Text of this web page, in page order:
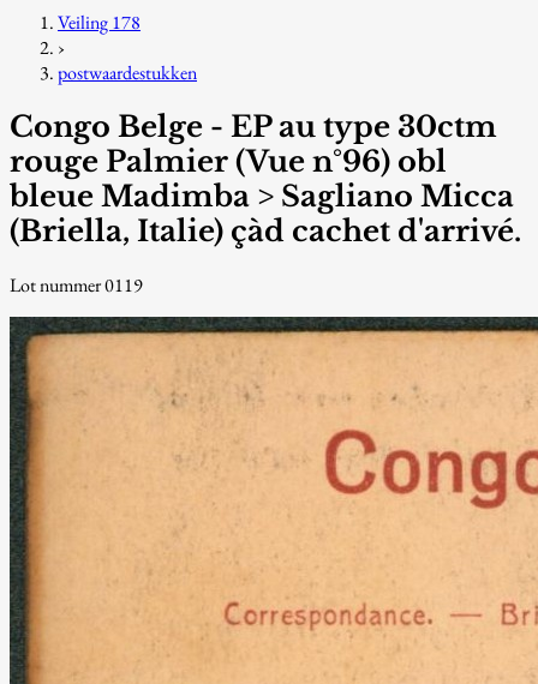
Veiling 178
›
postwaardestukken
Congo Belge - EP au type 30ctm
rouge Palmier (Vue n°96) obl
bleue Madimba > Sagliano Micca
(Briella, Italie) çàd cachet d'arrivé.
Lot nummer 0119